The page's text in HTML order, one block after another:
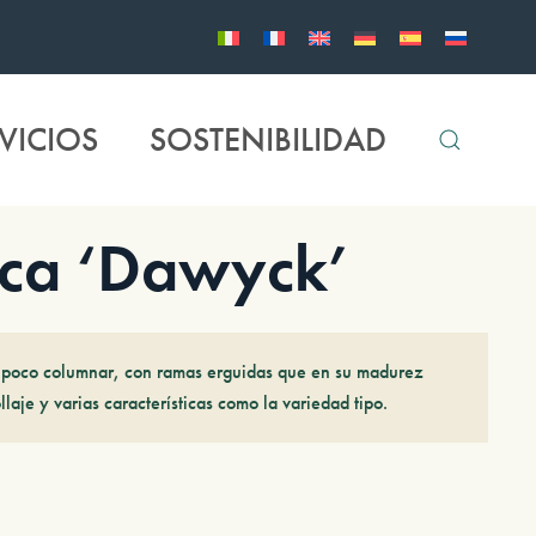
SOSTENIBILIDAD
‘Dawyck’
columnar, con ramas erguidas que en su madurez
y varias características como la variedad tipo.